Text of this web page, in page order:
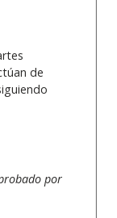
de
por